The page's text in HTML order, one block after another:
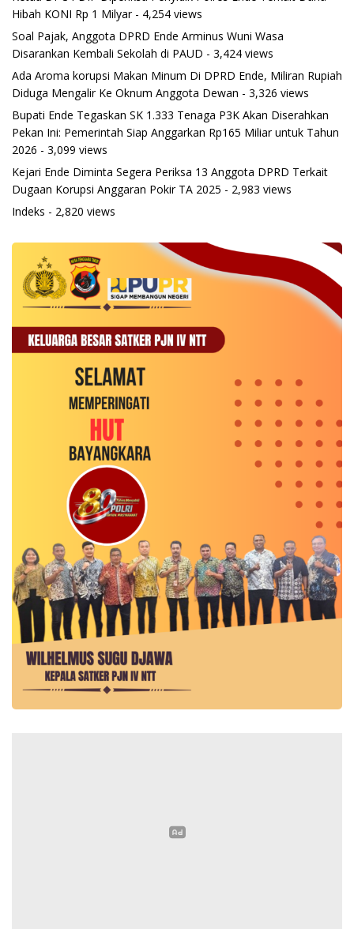
Hibah KONI Rp 1 Milyar- 4,254 views
Soal Pajak, Anggota DPRD Ende Arminus Wuni Wasa
Disarankan Kembali Sekolah di PAUD - 3,424 views
Ada Aroma korupsi Makan Minum Di DPRD Ende, Miliran Rupiah
Diduga Mengalir Ke Oknum Anggota Dewan - 3,326 views
Bupati Ende Tegaskan SK 1.333 Tenaga P3K Akan Diserahkan
Pekan Ini: Pemerintah Siap Anggarkan Rp165 Miliar untuk Tahun
2026 - 3,099 views
Kejari Ende Diminta Segera Periksa 13 Anggota DPRD Terkait
Dugaan Korupsi Anggaran Pokir TA 2025 - 2,983 views
Indeks - 2,820 views